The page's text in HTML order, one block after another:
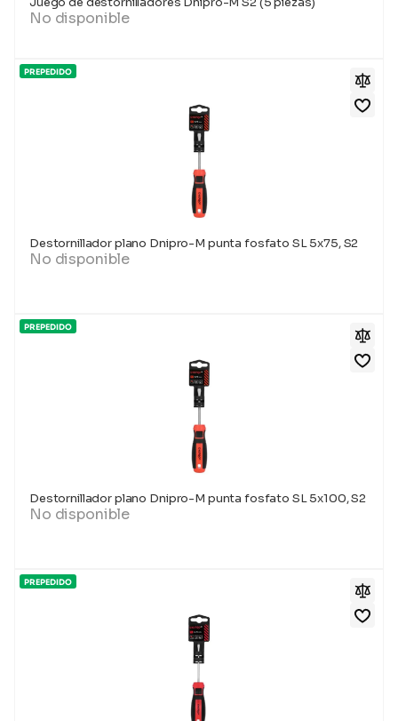
No disponible
PREPEDIDO
Destornillador plano Dnipro-M punta fosfato SL 5x75, S2
No disponible
PREPEDIDO
Destornillador plano Dnipro-M punta fosfato SL 5x100, S2
No disponible
PREPEDIDO